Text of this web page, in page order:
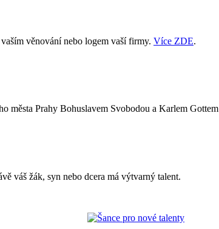
věnování nebo logem vaší firmy. Více ZDE.
města Prahy Bohuslavem Svobodou a Karlem Gottem
váš žák, syn nebo dcera má výtvarný talent.